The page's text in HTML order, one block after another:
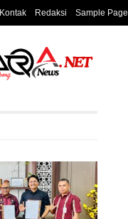
Kontak Redaksi Sample Page